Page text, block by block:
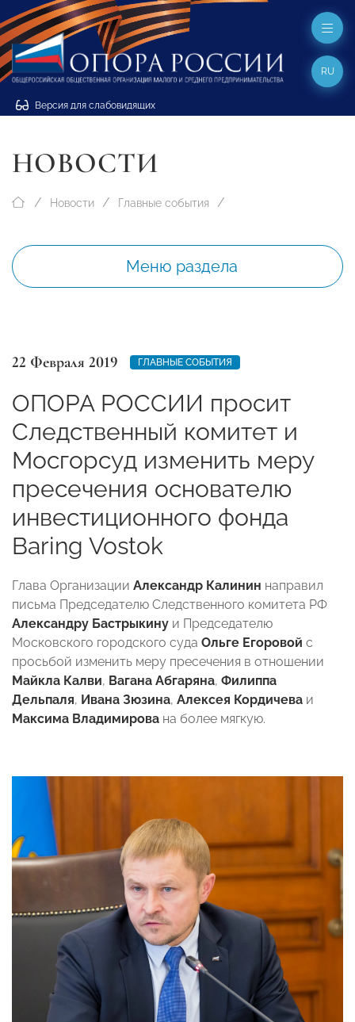
Версия для слабовидящих
RU
НОВОСТИ
Новости Главные события
Меню раздела
22 Февраля 2019 ГЛАВНЫЕ СОБЫТИЯ
ОПОРА РОССИИ просит
Следственный комитет и
Мосгорсуд изменить меру
пресечения основателю
инвестиционного фонда
Baring Vostok
Глава Организации Александр Калинин направил
письма Председателю Следственного комитета РФ
Александру Бастрыкину и Председателю
Московского городского суда Ольге Егоровой с
просьбой изменить меру пресечения в отношении
Майкла Калви, Вагана Абгаряна, Филиппа
Дельпаля, Ивана Зюзина, Алексея Кордичева и
Максима Владимирова на более мягкую.